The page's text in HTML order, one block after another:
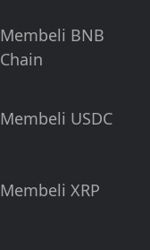
Membeli BNB
Chain
Membeli USDC
Membeli XRP